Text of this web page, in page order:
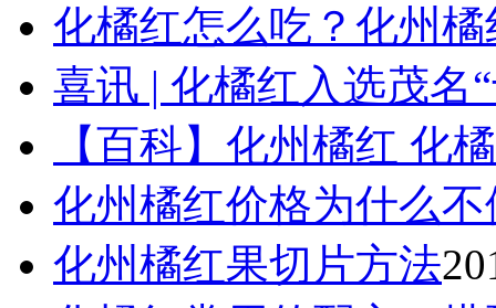
化橘红怎么吃？化州
喜讯 | 化橘红入选茂名
【百科】化州橘红 化
化州橘红价格为什么不
化州橘红果切片方法